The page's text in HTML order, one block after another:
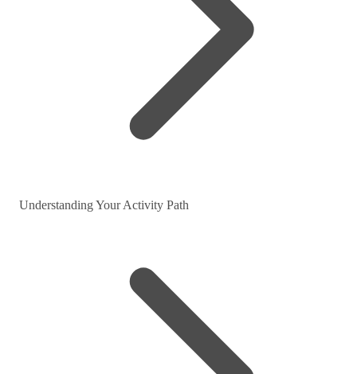
Understanding Your Activity Path